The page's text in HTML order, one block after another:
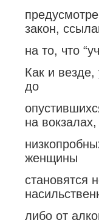
закон,
на то, что
Как и везде,
до
на
женщины
становятся
либо от